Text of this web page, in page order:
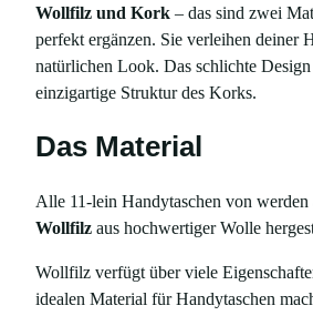
e
n
k
e
n
f
ü
r
F
Wollfilz und Kork – das sind zwei
perfekt ergänzen. Sie verleihen deiner
natürlichen Look. Das schlichte
einzigartige Struktur des Korks.
Das Material
Alle 11-lein Handytaschen von
Wollfilz aus hochwertiger Wolle
Wollfilz verfügt über viele
idealen Material für Handytaschen